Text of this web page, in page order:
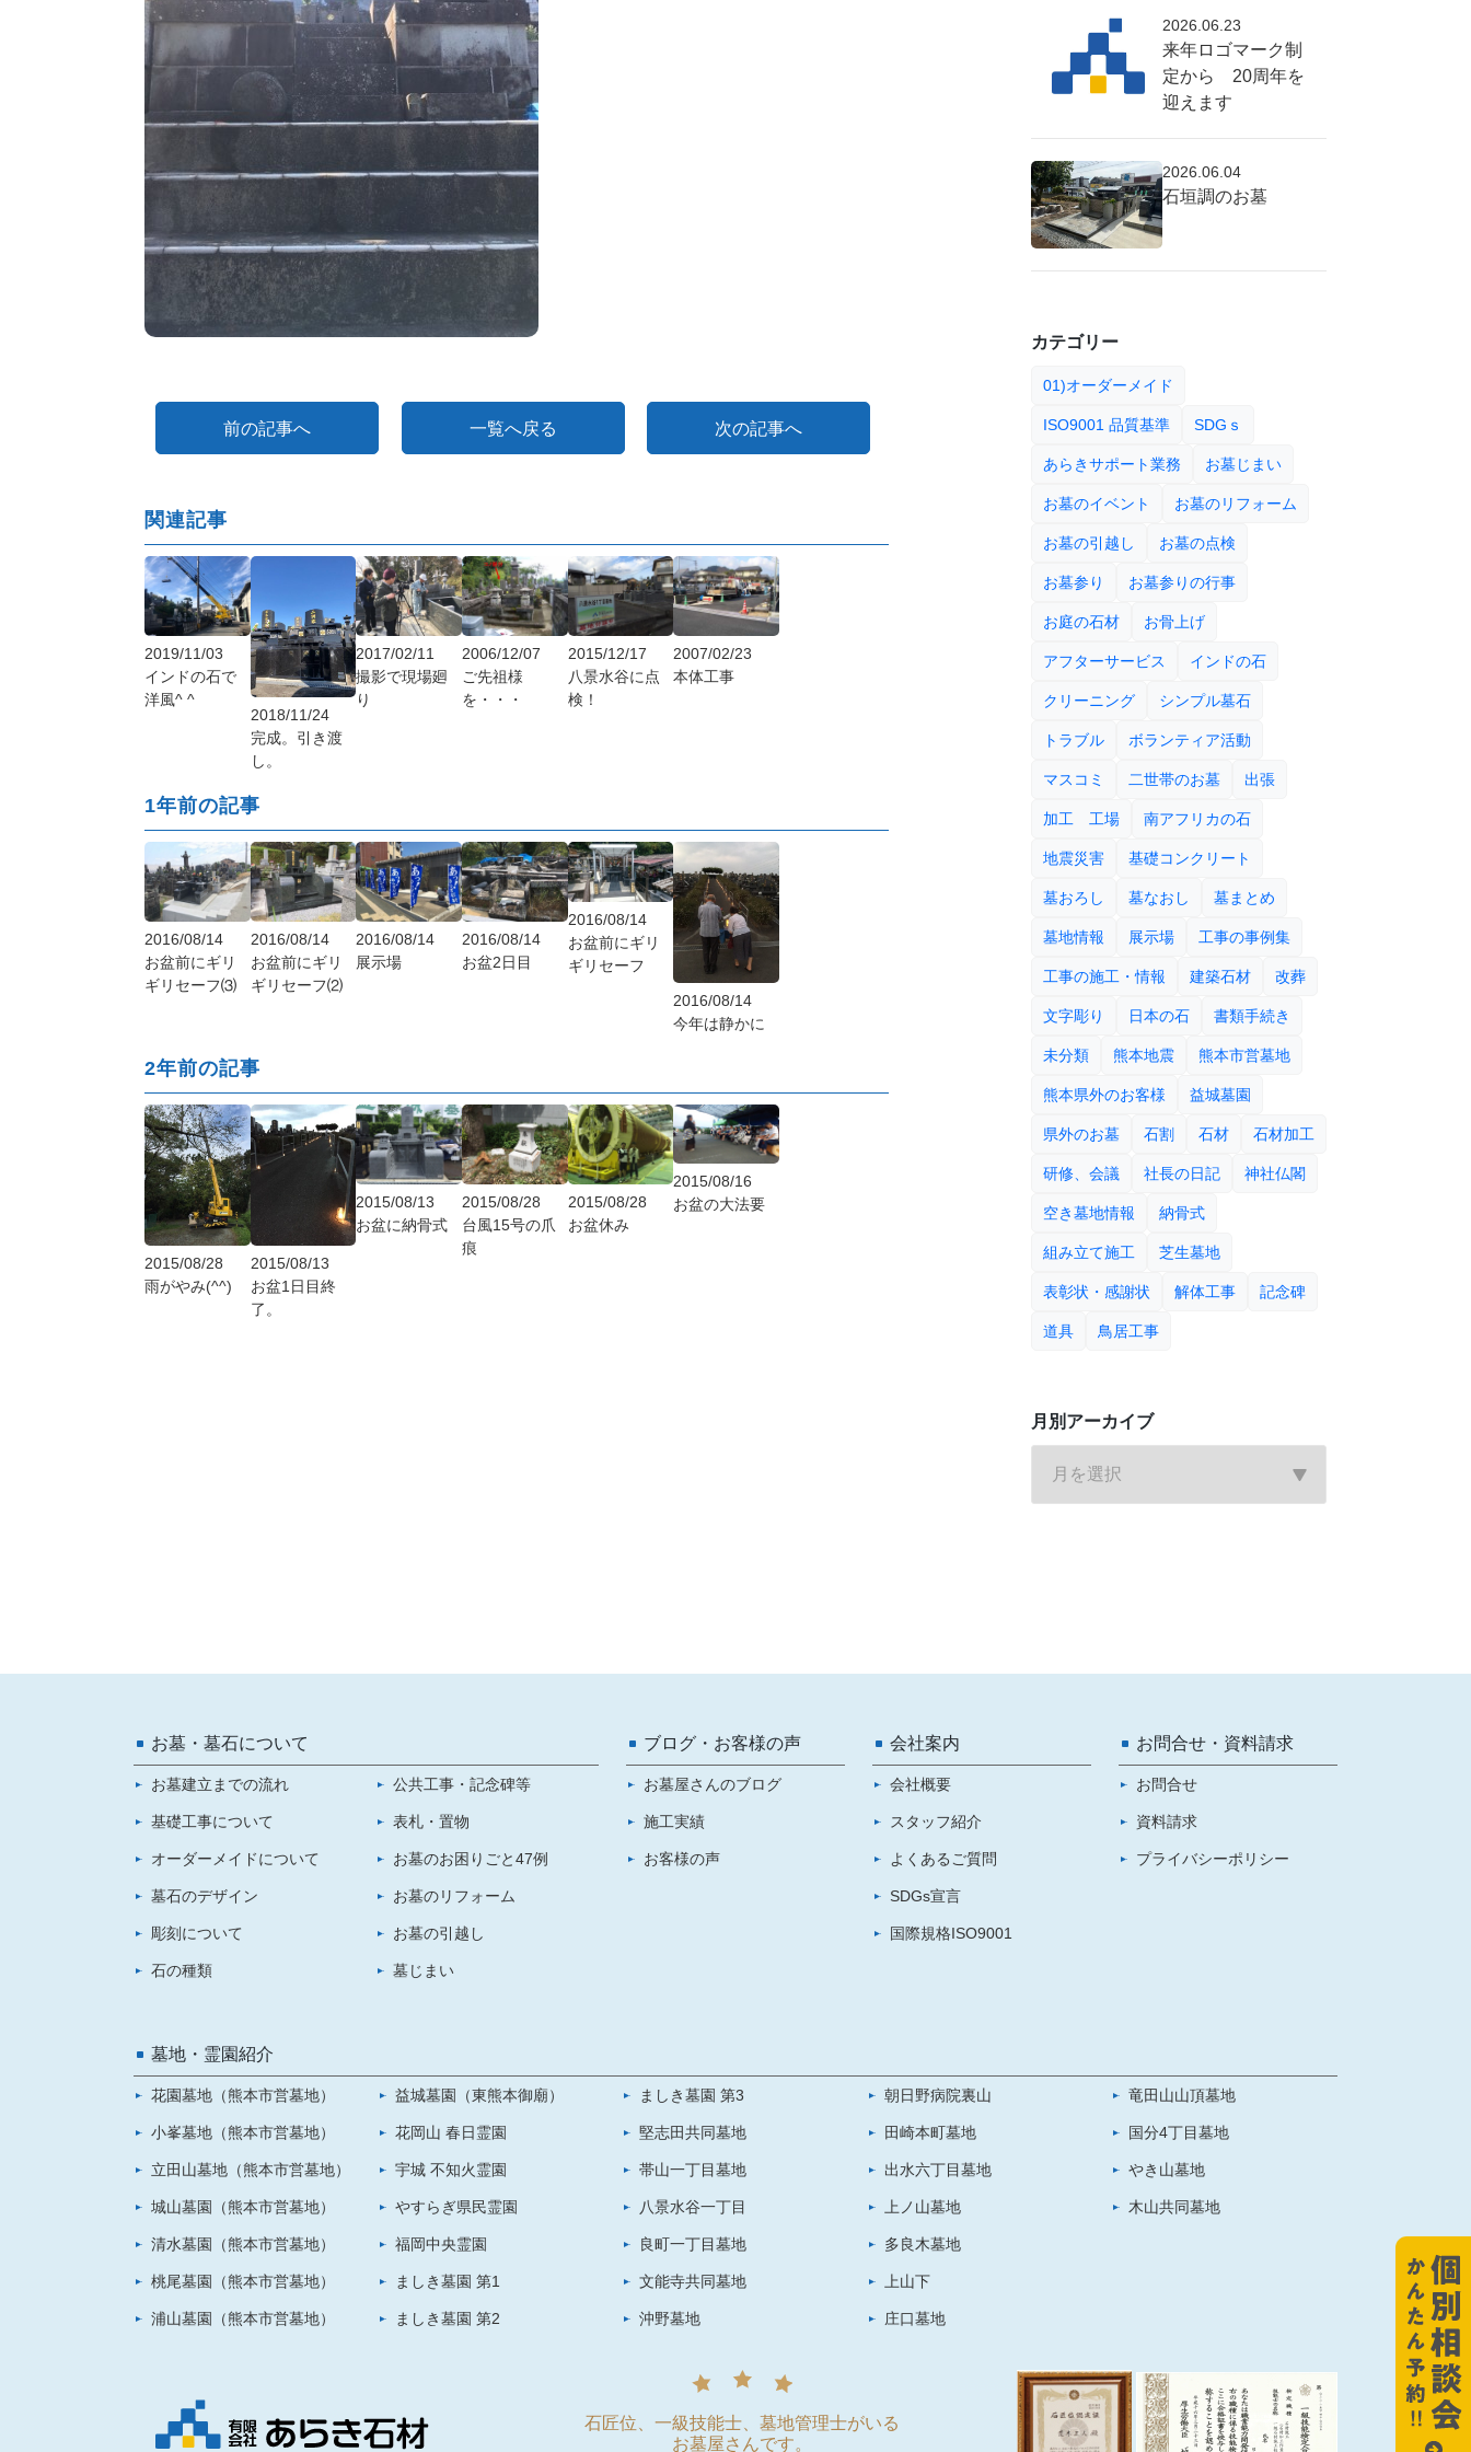
前の記事へ 一覧へ戻る 次の記事へ
関連記事
2019/11/03
インドの石で
洋風^ ^
2018/11/24
完成。引き渡
し。
2017/02/11
撮影で現場廻
り
2006/12/07
ご先祖様
を・・・
2015/12/17
八景水谷に点
検！
2007/02/23
本体工事
1年前の記事
2016/08/14
お盆前にギリ
ギリセーフ⑶
2016/08/14
お盆前にギリ
ギリセーフ⑵
2016/08/14
展示場
2016/08/14
お盆2日目
2016/08/14
お盆前にギリ
ギリセーフ
2016/08/14
今年は静かに
2年前の記事
2015/08/28
雨がやみ(^^)
2015/08/13
お盆1日目終
了。
2015/08/13
お盆に納骨式
2015/08/28
台風15号の爪
痕
2015/08/28
お盆休み
2015/08/16
お盆の大法要
2026.06.23
来年ロゴマーク制
定から 20周年を
迎えます
2026.06.04
石垣調のお墓
カテゴリー
01)オーダーメイド
ISO9001 品質基準 SDGｓ
あらきサポート業務 お墓じまい
お墓のイベント お墓のリフォーム
お墓の引越し お墓の点検
お墓参り お墓参りの行事
お庭の石材 お骨上げ
アフターサービス インドの石
クリーニング シンプル墓石
トラブル ボランティア活動
マスコミ 二世帯のお墓 出張
加工 工場 南アフリカの石
地震災害 基礎コンクリート
墓おろし 墓なおし 墓まとめ
墓地情報 展示場 工事の事例集
工事の施工・情報 建築石材 改葬
文字彫り 日本の石 書類手続き
未分類 熊本地震 熊本市営墓地
熊本県外のお客様 益城墓園
県外のお墓 石割 石材 石材加工
研修、会議 社長の日記 神社仏閣
空き墓地情報 納骨式
組み立て施工 芝生墓地
表彰状・感謝状 解体工事 記念碑
道具 鳥居工事
月別アーカイブ
お墓・墓石について
お墓建立までの流れ
基礎工事について
オーダーメイドについて
墓石のデザイン
彫刻について
石の種類
公共工事・記念碑等
表札・置物
お墓のお困りごと47例
お墓のリフォーム
お墓の引越し
墓じまい
ブログ・お客様の声
お墓屋さんのブログ
施工実績
お客様の声
会社案内
会社概要
スタッフ紹介
よくあるご質問
SDGs宣言
国際規格ISO9001
お問合せ・資料請求
お問合せ
資料請求
プライバシーポリシー
墓地・霊園紹介
花園墓地（熊本市営墓地）
小峯墓地（熊本市営墓地）
立田山墓地（熊本市営墓地）
城山墓園（熊本市営墓地）
清水墓園（熊本市営墓地）
桃尾墓園（熊本市営墓地）
浦山墓園（熊本市営墓地）
益城墓園（東熊本御廟）
花岡山 春日霊園
宇城 不知火霊園
やすらぎ県民霊園
福岡中央霊園
ましき墓園 第1
ましき墓園 第2
ましき墓園 第3
堅志田共同墓地
帯山一丁目墓地
八景水谷一丁目
良町一丁目墓地
文能寺共同墓地
沖野墓地
朝日野病院裏山
田崎本町墓地
出水六丁目墓地
上ノ山墓地
多良木墓地
上山下
庄口墓地
竜田山山頂墓地
国分4丁目墓地
やき山墓地
木山共同墓地
石匠位、一級技能士、墓地管理士がいる
お墓屋さんです。